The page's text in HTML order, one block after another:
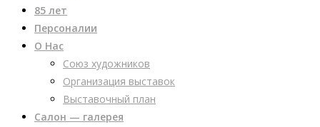
85 лет
Персоналии
О Нас
Союз художников
Организация выставок
Выставочный план
Салон — галерея